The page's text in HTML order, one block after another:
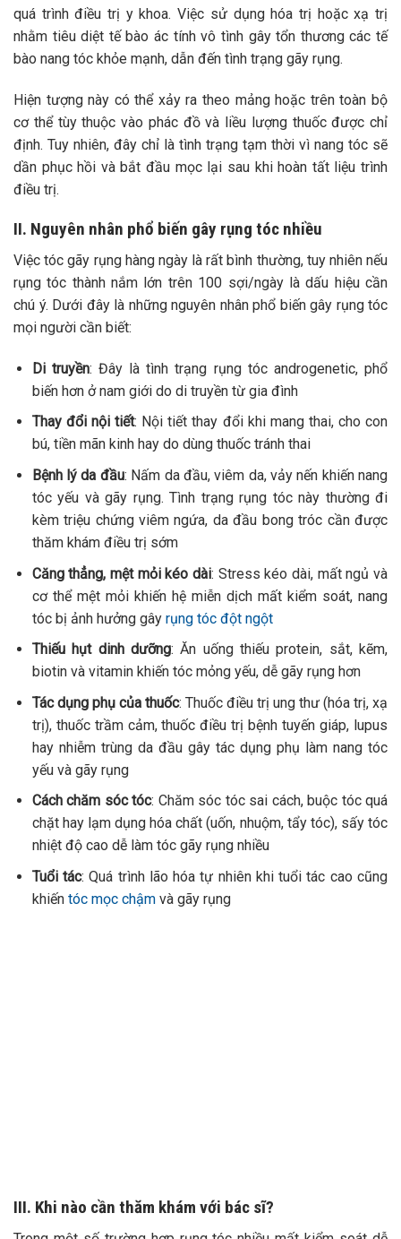
quá trình điều trị y khoa. Việc sử dụng hóa trị hoặc xạ trị
nhằm tiêu diệt tế bào ác tính vô tình gây tổn thương các tế
bào nang tóc khỏe mạnh, dẫn đến tình trạng gãy rụng.
Hiện tượng này có thể xảy ra theo mảng hoặc trên toàn bộ
cơ thể tùy thuộc vào phác đồ và liều lượng thuốc được chỉ
định. Tuy nhiên, đây chỉ là tình trạng tạm thời vì nang tóc sẽ
dần phục hồi và bắt đầu mọc lại sau khi hoàn tất liệu trình
điều trị.
II. Nguyên nhân phổ biến gây rụng tóc nhiều
Việc tóc gãy rụng hàng ngày là rất bình thường, tuy nhiên nếu
rụng tóc thành nắm lớn trên 100 sợi/ngày là dấu hiệu cần
chú ý. Dưới đây là những nguyên nhân phổ biến gây rụng tóc
mọi người cần biết:
Di truyền: Đây là tình trạng rụng tóc androgenetic, phổ
biến hơn ở nam giới do di truyền từ gia đình
Thay đổi nội tiết: Nội tiết thay đổi khi mang thai, cho con
bú, tiền mãn kinh hay do dùng thuốc tránh thai
Bệnh lý da đầu: Nấm da đầu, viêm da, vảy nến khiến nang
tóc yếu và gãy rụng. Tình trạng rụng tóc này thường đi
kèm triệu chứng viêm ngứa, da đầu bong tróc cần được
thăm khám điều trị sớm
Căng thẳng, mệt mỏi kéo dài: Stress kéo dài, mất ngủ và
cơ thể mệt mỏi khiến hệ miễn dịch mất kiểm soát, nang
tóc bị ảnh hưởng gây rụng tóc đột ngột
Thiếu hụt dinh dưỡng: Ăn uống thiếu protein, sắt, kẽm,
biotin và vitamin khiến tóc mỏng yếu, dễ gãy rụng hơn
Tác dụng phụ của thuốc: Thuốc điều trị ung thư (hóa trị, xạ
trị), thuốc trầm cảm, thuốc điều trị bệnh tuyến giáp, lupus
hay nhiễm trùng da đầu gây tác dụng phụ làm nang tóc
yếu và gãy rụng
Cách chăm sóc tóc: Chăm sóc tóc sai cách, buộc tóc quá
chặt hay lạm dụng hóa chất (uốn, nhuộm, tẩy tóc), sấy tóc
nhiệt độ cao dễ làm tóc gãy rụng nhiều
Tuổi tác: Quá trình lão hóa tự nhiên khi tuổi tác cao cũng
khiến tóc mọc chậmvà gãy rụng
III. Khi nào cần thăm khám với bác sĩ?